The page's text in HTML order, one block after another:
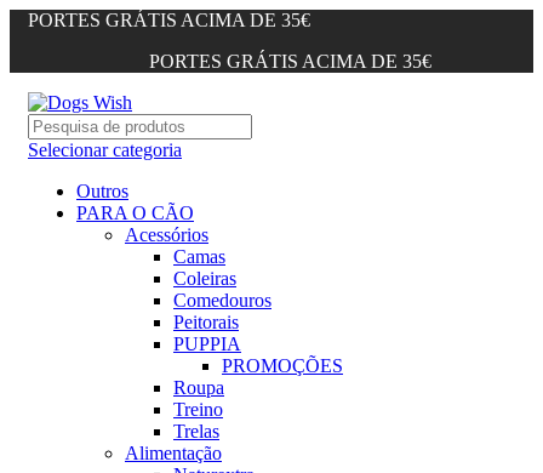
PORTES GRÁTIS ACIMA DE 35€
PORTES GRÁTIS ACIMA DE 35€
Selecionar categoria
Outros
PARA O CÃO
Acessórios
Camas
Coleiras
Comedouros
Peitorais
PUPPIA
PROMOÇÕES
Roupa
Treino
Trelas
Alimentação